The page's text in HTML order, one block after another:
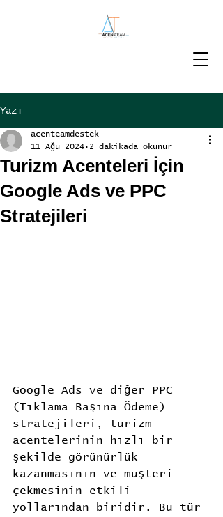
Yazı
Turizm Acenteleri İçin
Google Ads ve PPC
Stratejileri
acenteamdestek
11 Ağu 2024
2 dakikada okunur
Google Ads ve diğer PPC
(Tıklama Başına Ödeme)
stratejileri, turizm
acentelerinin hızlı bir
şekilde görünürlük
kazanmasının ve müşteri
çekmesinin etkili
yollarından biridir. Bu tür